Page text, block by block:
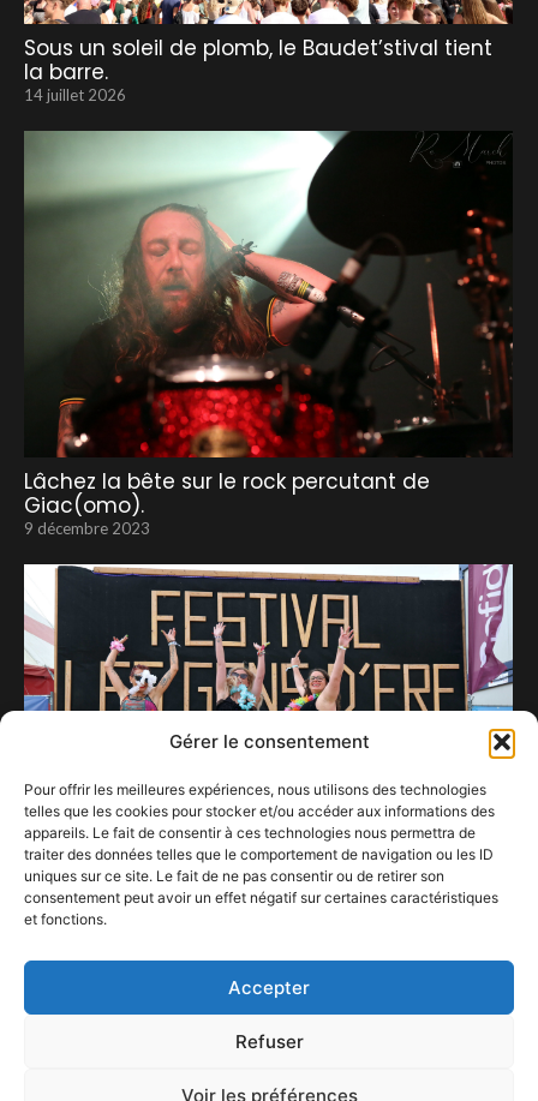
Gérer le consentement
Pour offrir les meilleures expériences, nous utilisons des technologies
telles que les cookies pour stocker et/ou accéder aux informations des
appareils. Le fait de consentir à ces technologies nous permettra de
traiter des données telles que le comportement de navigation ou les ID
uniques sur ce site. Le fait de ne pas consentir ou de retirer son
consentement peut avoir un effet négatif sur certaines caractéristiques
et fonctions.
Accepter
Refuser
Voir les préférences
Sous un soleil de plomb, le Baudet’stival tient
la barre.
14 juillet 2026
Lâchez la bête sur le rock percutant de
Giac(omo).
9 décembre 2023
Les Gens d’Ere 2026 : une édition qui comble
28 juillet 2026